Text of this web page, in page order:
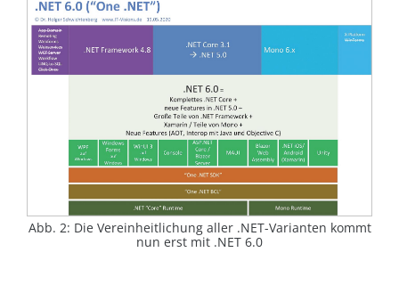
Abb. 2: Die Vereinheitlichung aller .NET-Varianten kommt
nun erst mit .NET 6.0